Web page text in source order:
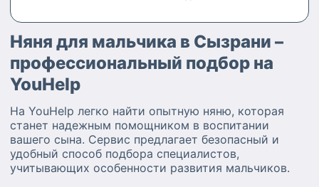
Няня для мальчика в Сызрани –
профессиональный подбор на
YouHelp
На YouHelp легко найти опытную няню, которая
станет надежным помощником в воспитании
вашего сына. Сервис предлагает безопасный и
удобный способ подбора специалистов,
учитывающих особенности развития мальчиков.